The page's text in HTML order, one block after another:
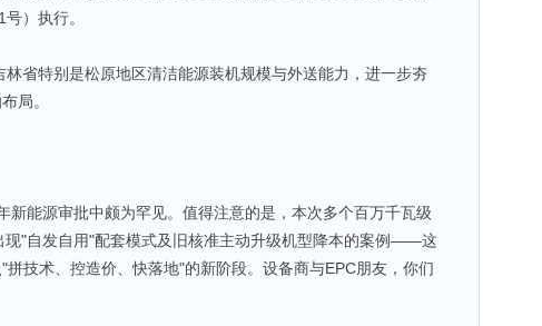
）执行。
林省特别是松原地区清洁能源装机规模与外送能力，进一步夯
局。
新能源审批中颇为罕见。值得注意的是，本次多个百万千瓦级
现"自发自用"配套模式及旧核准主动升级机型降本的案例——这
技术、控造价、快落地"的新阶段。设备商与EPC朋友，你们